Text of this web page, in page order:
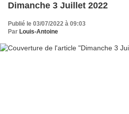
Dimanche 3 Juillet 2022
Publié le 03/07/2022 à 09:03
Par Louis-Antoine